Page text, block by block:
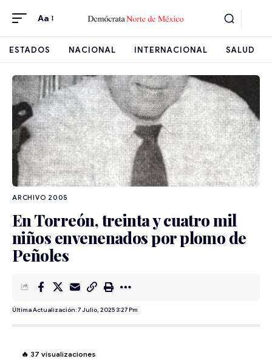
Aa
ESTADOS NACIONAL INTERNACIONAL SALUD
ARCHIVO 2005
En Torreón, treinta y cuatro mil
niños envenenados por plomo de
Peñoles
Última Actualización: 7 Julio, 2025 3:27 Pm
🔥 37 visualizaciones